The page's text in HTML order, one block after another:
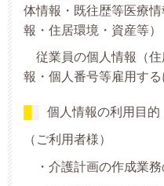
体情報・既往歴等医療
報・住居環境・資産等）
従業員の個人情報（住
報・個人番号等雇用する
個人情報の利用目的
（ご利用者様）
・介護計画の作成業務